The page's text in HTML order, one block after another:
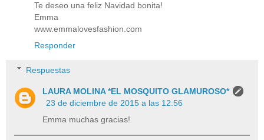
Te deseo una feliz Navidad bonita!
Emma
www.emmalovesfashion.com
Responder
Respuestas
LAURA MOLINA *EL MOSQUITO GLAMUROSO*
23 de diciembre de 2015 a las 12:56
Emma muchas gracias!